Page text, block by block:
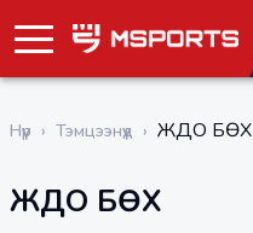
Нүүр › Тэмцээнүүд › ЖҮДО БӨХ
ЖҮДО БӨХ